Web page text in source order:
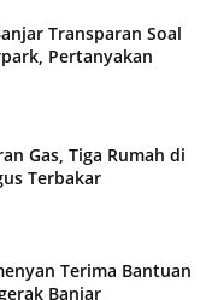
Transparan Soal
Pertanyakan
Gas, Tiga Rumah di
Terbakar
Terima Bantuan
Banjar